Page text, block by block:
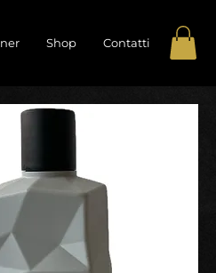
Shop Contatti